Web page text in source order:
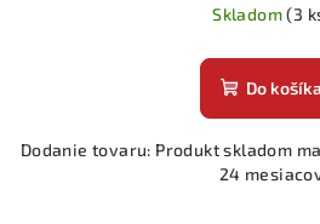
Skladom(3
Do košíka
Dodanie tovaru: Produkt skladom
24